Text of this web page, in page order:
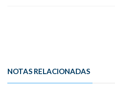
NOTAS RELACIONADAS